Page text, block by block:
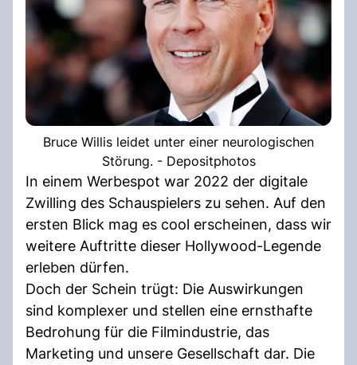
Bruce Willis leidet unter einer neurologischen
Störung. - Depositphotos
In einem Werbespot war 2022 der digitale
Zwilling des Schauspielers zu sehen. Auf den
ersten Blick mag es cool erscheinen, dass wir
weitere Auftritte dieser Hollywood-Legende
erleben dürfen.
Doch der Schein trügt: Die Auswirkungen
sind komplexer und stellen eine ernsthafte
Bedrohung für die Filmindustrie, das
Marketing und unsere Gesellschaft dar. Die